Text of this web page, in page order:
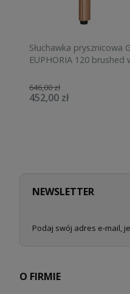
Słuchawka prysznicowa
EUPHORIA 120 brushed
646,00 zł
452,00 zł
NEWSLETTER
Podaj swój adres e-mail,
O FIRMIE